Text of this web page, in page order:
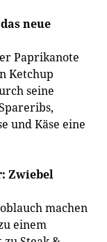
neue
Paprikanote
Ketchup
seine
und Käse eine
Zwiebel
machen
einem